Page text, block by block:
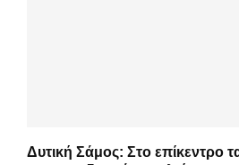
Δυτική Σάμος: Στο επίκεντρο